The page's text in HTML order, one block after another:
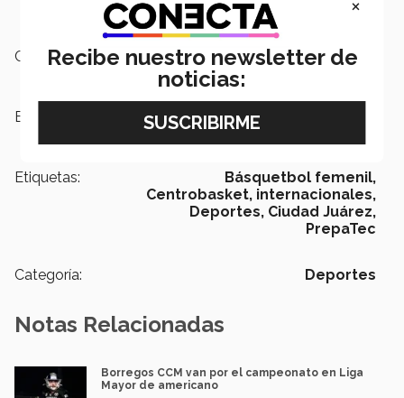
Campus: Ciudad Juárez
Escuelas:
Etiquetas:
Básquetbol femenil,
Centrobasket, internacionales,
Deportes, Ciudad Juárez,
PrepaTec
Categoría: Deportes
Notas Relacionadas
Borregos CCM van por el campeonato en Liga
Mayor de americano
Recibe nuestro newsletter de
noticias: